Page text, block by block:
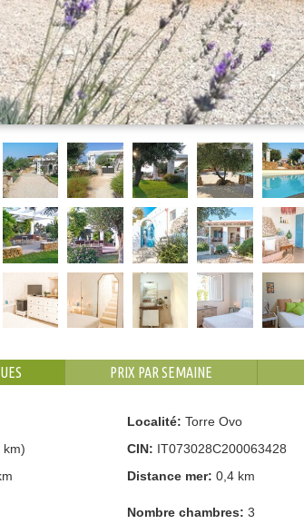
PRIX PAR SEMAINE
Localité: Torre Ovo
km) CIN: IT073028C200063428
Distance mer: 0,4 km
Nombre chambres: 3